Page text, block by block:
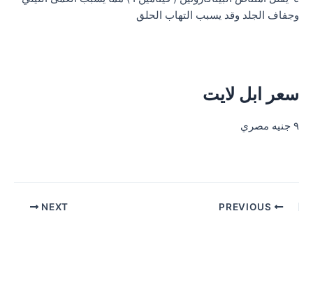
وجفاف الجلد وقد يسبب التهاب الحلق
سعر ابل لايت
٩ جنيه مصري
Post
NEXT